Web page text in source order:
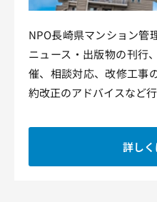
NPO長崎県マンション管
ニュース・出版物の刊行
催、相談対応、改修工事
約改正のアドバイスなど行
詳し